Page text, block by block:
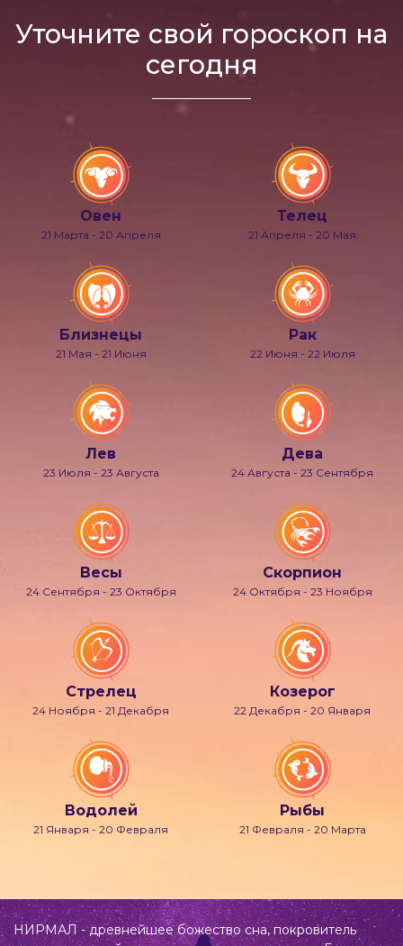
Уточните свой гороскоп на
сегодня
Овен
21 Марта - 20 Апреля
Телец
21 Апреля - 20 Мая
Близнецы
21 Мая - 21 Июня
Рак
22 Июня - 22 Июля
Лев
23 Июля - 23 Августа
Дева
24 Августа - 23 Сентября
Весы
24 Сентября - 23 Октября
Скорпион
24 Октября - 23 Ноября
Стрелец
24 Ноября - 21 Декабря
Козерог
22 Декабря - 20 Января
Водолей
21 Января - 20 Февраля
Рыбы
21 Февраля - 20 Марта
НИРМАЛ - древнейшее божество сна, покровитель